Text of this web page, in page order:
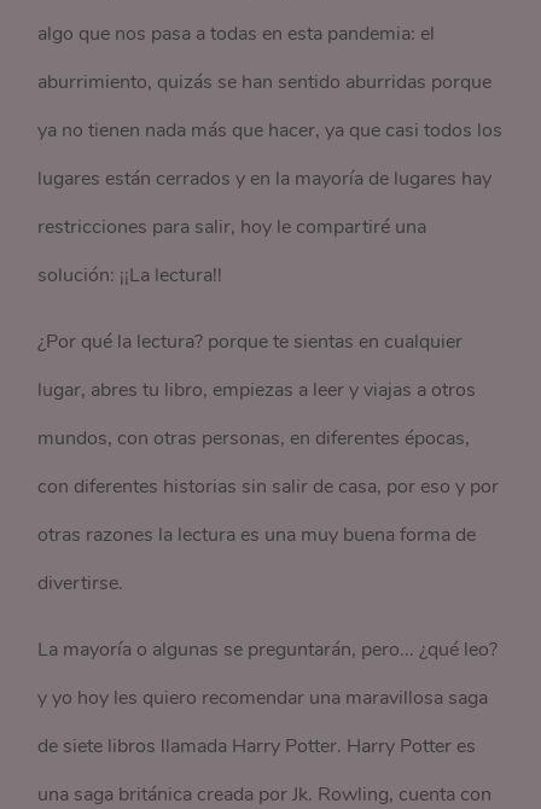
algo que nos pasa a todas en esta pandemia: el
aburrimiento, quizás se han sentido aburridas porque
ya no tienen nada más que hacer, ya que casi todos los
lugares están cerrados y en la mayoría de lugares hay
restricciones para salir, hoy le compartiré una
solución: ¡¡La lectura!!
¿Por qué la lectura? porque te sientas en cualquier
lugar, abres tu libro, empiezas a leer y viajas a otros
mundos, con otras personas, en diferentes épocas,
con diferentes historias sin salir de casa, por eso y por
otras razones la lectura es una muy buena forma de
divertirse.
La mayoría o algunas se preguntarán, pero... ¿qué leo?
y yo hoy les quiero recomendar una maravillosa saga
de siete libros llamada Harry Potter. Harry Potter es
una saga británica creada por Jk. Rowling, cuenta con